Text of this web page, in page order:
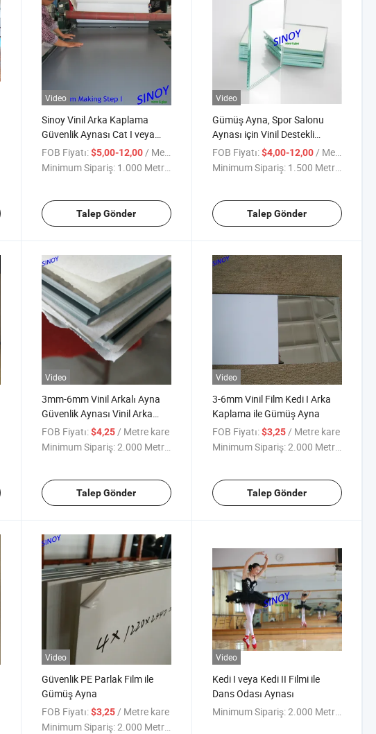
Video
Sinoy Vinil Arka Kaplama
Güvenlik Aynası Cat I veya
Cat II Film ile
FOB Fiyatı: $5,00-12,00/ Metre kare
Minimum Sipariş: 1.000 Metrekare
Talep Gönder
Video
Gümüş Ayna, Spor Salonu
Aynası için Vinil Destekli
Güvenlik Filmi ile
FOB Fiyatı: $4,00-12,00/ Metre kare
Minimum Sipariş: 1.500 Metrekare
Talep Gönder
Video
3mm-6mm Vinil Arkalı Ayna
Güvenlik Aynası Vinil Arka
Kaplama ile
FOB Fiyatı: $4,25/ Metre kare
Minimum Sipariş:2.000 Metrekare
Talep Gönder
Video
3-6mm Vinil Film Kedi I Arka
Kaplama ile Gümüş Ayna
FOB Fiyatı: $3,25/ Metre kare
Minimum Sipariş:2.000 Metrekare
Talep Gönder
Video
Güvenlik PE Parlak Film ile
Gümüş Ayna
FOB Fiyatı: $3,25 / Metre kare
Minimum Sipariş:2.000 Metrekare
Video
Kedi I veya Kedi II Filmi ile
Dans Odası Aynası
Minimum Sipariş:2.000 Metrekare